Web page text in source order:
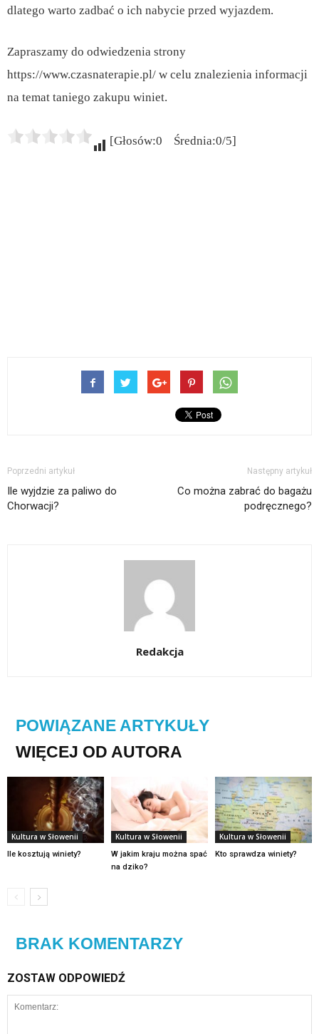
dlatego warto zadbać o ich nabycie przed wyjazdem.
Zapraszamy do odwiedzenia strony
https://www.czasnaterapie.pl/ w celu znalezienia informacji
na temat taniego zakupu winiet.
[Głosów:0 Średnia:0/5]
Poprzedni artykuł
Ile wyjdzie za paliwo do
Chorwacji?
Następny artykuł
Co można zabrać do bagażu
podręcznego?
Redakcja
POWIĄZANE ARTYKUŁY
WIĘCEJ OD AUTORA
Kultura w Słowenii
Ile kosztują winiety?
Kultura w Słowenii
W jakim kraju można spać
na dziko?
Kultura w Słowenii
Kto sprawdza winiety?
BRAK KOMENTARZY
ZOSTAW ODPOWIEDŹ